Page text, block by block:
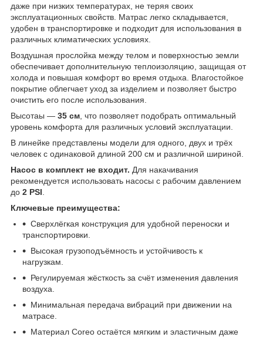
даже при низких температурах, не теряя своих
эксплуатационных свойств. Матрас легко складывается,
удобен в транспортировке и подходит для использования в
различных климатических условиях.
Воздушная прослойка между телом и поверхностью земли
обеспечивает дополнительную теплоизоляцию, защищая от
холода и повышая комфорт во время отдыха. Влагостойкое
покрытие облегчает уход за изделием и позволяет быстро
очистить его после использования.
Высотаы — 35 см , что позволяет подобрать оптимальный
уровень комфорта для различных условий эксплуатации.
В линейке представлены модели для одного, двух и трёх
человек с одинаковой длиной 200 см и различной шириной.
Насос в комплект не входит. Для накачивания
рекомендуется использовать насосы с рабочим давлением
до 2 PSI
Ключевые преимущества:
Сверхлёгкая конструкция для удобной переноски и
транспортировки.
Высокая грузоподъёмность и устойчивость к
нагрузкам.
Регулируемая жёсткость за счёт изменения давления
воздуха.
Минимальная передача вибраций при движении на
матрасе.
Материал Coreo остаётся мягким и эластичным даже